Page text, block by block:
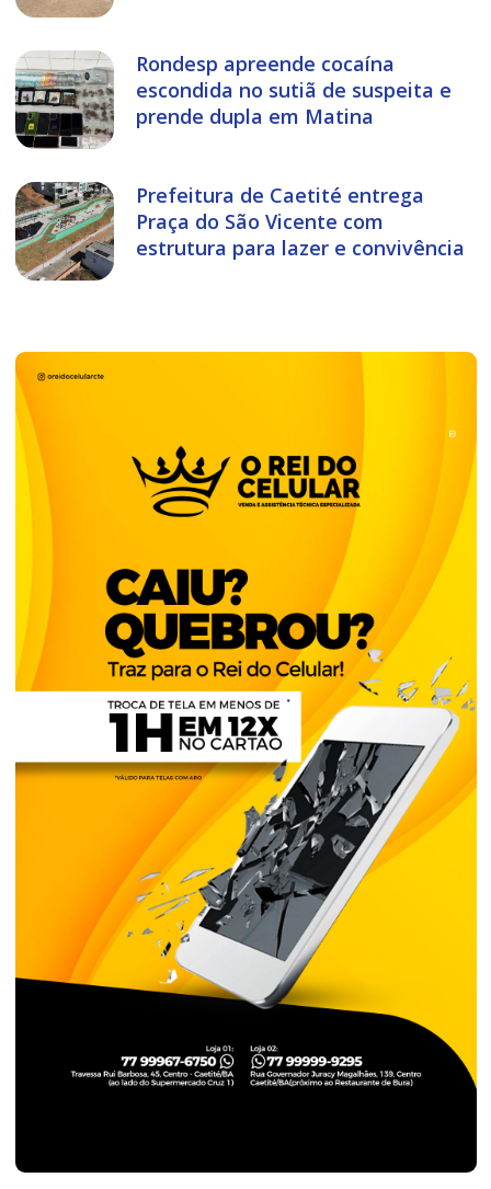
Rondesp apreende cocaína
escondida no sutiã de suspeita e
prende dupla em Matina
Prefeitura de Caetité entrega
Praça do São Vicente com
estrutura para lazer e convivência